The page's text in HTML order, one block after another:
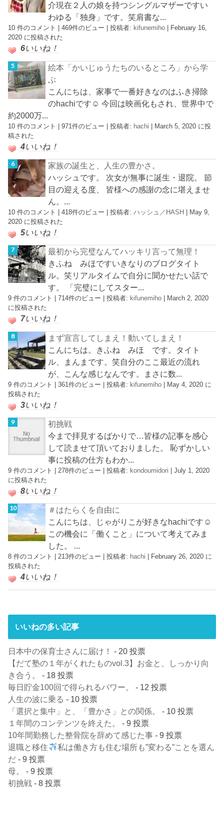
介現在２人の娘を持つシングルマザーですい
わゆる「独身」です。笑肩書な...
10 件のコメント |469件のビュー |投稿者: kifunemiho
February 16,
2020 に投稿された
6いいね！
絵本「かいじゅうたちのいるところ」から学
ぶ
こんにちは、家事で一番好きなのはふき掃除
のhachiです☺︎ 今回は映画化もされ、世界中で
約2000万...
10 件のコメント |971件のビュー |投稿者: hachi | March 5, 2020 に投
稿された
4いいね！
家族の誕生と、人生の豊かさ。
ハッシュです。 次女が無事に誕生・退院。 節
目の迎える度、 皆様への感謝の念に堪えませ
ん。...
10 件のコメント |418件のビュー |投稿者:ハッシュ／HASH
May 9,
2020 に投稿された
5いいね！
最初から完璧なんてハッキリ言って無理！
きふね みほですいきなりのブログタイト
ル。笑リアルタイムで自分に聞かせたい話で
す。 「完璧にしてスター...
9 件のコメント |714件のビュー |投稿者: kifunemiho
March 2, 2020
に投稿された
7いいね！
まず宣言してしまえ！動いてしまえ！
こんにちは。きふね みほ です。タイト
ル、まんまです。笑自分のここ最近の流れ
が、こんな感じなんです。まさに数...
9 件のコメント |361件のビュー |投稿者: kifunemiho | May 4, 2020 に
投稿された
3いいね！
初挑戦
今まで拝見するばかりで…皆様の記事を感心
して読ませて頂いておりました。 恥ずかしい
事に投稿の仕方もわか...
9 件のコメント 278件のビュー |投稿者: kondoumidori |July 1, 2020
に投稿された
8いいね！
＃はたらくを自由に
こんにちは、じゃがりこが好きなhachiです☺︎
この機会に「働くこと」について考えてみま
した。 ...
8 件のコメント |213件のビュー |投稿者: hachi
February 26, 2020 に
投稿された
4いいね！
いいねの多い記事
日本中の保育士さんに届け！
- 20 投票
【だて塾の１年がくれたものvol.3】お金と、しっかり向
き合う。
- 18 投票
毎日貯金100回で得られるパワー。
- 12 投票
人生の波に乗る - 10 投票
「選択と集中」と、「豊かさ」との関係。
- 10 投票
１年間のコンテンツを終えた。
- 9 投票
10年間勤務した整骨院を辞めて感じた事 - 9 投票
退職と移住
私は働き方も住む場所も”変わる”ことを選ん
だ - 9 投票
母。
- 9 投票
初挑戦 - 8 投票